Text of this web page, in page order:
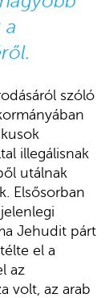
a
szóló
illegálisnak
utálnak
Elsősorban
Jehudit párt
el a
az
volt, az arab